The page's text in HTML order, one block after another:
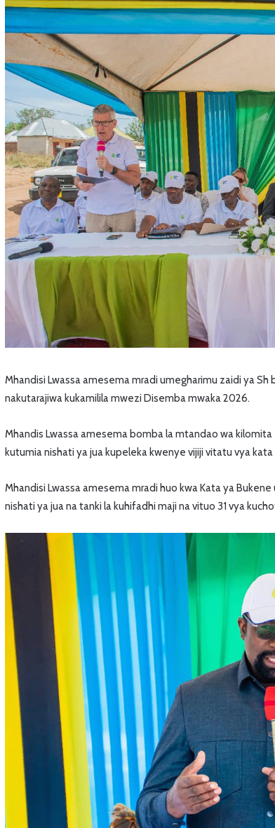
Mhandisi Lwassa amesema mradi umegharimu zaidi ya
nakutarajiwa kukamilila mwezi Disemba mwaka 2026.
Mhandis Lwassa amesema bomba la mtandao wa
kutumia nishati ya jua kupeleka kwenye vijiji vitatu vya
Mhandisi Lwassa amesema mradi huo kwa Kata ya
nishati ya jua na tanki la kuhifadhi maji na vituo 31 vya